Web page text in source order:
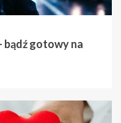
bądź gotowy na